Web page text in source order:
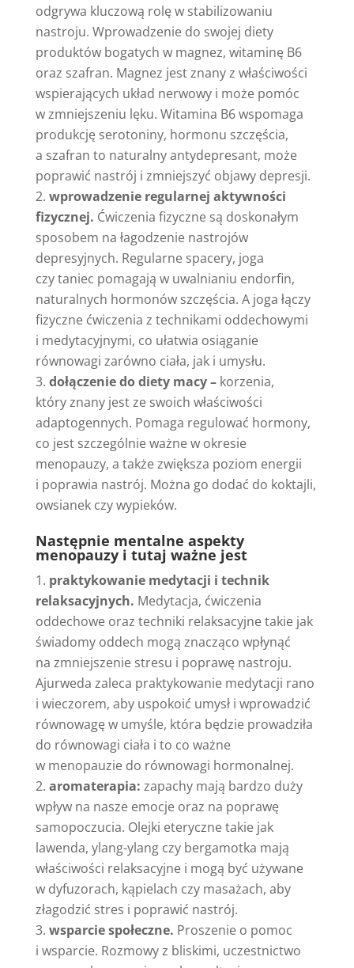
odgrywa kluczową rolę w stabilizowaniu
nastroju. Wprowadzenie do swojej diety
produktów bogatych w magnez, witaminę B6
oraz szafran. Magnez jest znany z właściwości
wspierających układ nerwowy i może pomóc
w zmniejszeniu lęku. Witamina B6 wspomaga
produkcję serotoniny, hormonu szczęścia,
a szafran to naturalny antydepresant, może
poprawić nastrój i zmniejszyć objawy depresji.
wprowadzenie regularnej aktywności
fizycznej. Ćwiczenia fizyczne są doskonałym
sposobem na łagodzenie nastrojów
depresyjnych. Regularne spacery, joga
czy taniec pomagają w uwalnianiu endorfin,
naturalnych hormonów szczęścia. A joga łączy
fizyczne ćwiczenia z technikami oddechowymi
i medytacyjnymi, co ułatwia osiąganie
równowagi zarówno ciała, jak i umysłu.
dołączenie do diety macy – korzenia,
który znany jest ze swoich właściwości
adaptogennych. Pomaga regulować hormony,
co jest szczególnie ważne w okresie
menopauzy, a także zwiększa poziom energii
i poprawia nastrój. Można go dodać do koktajli,
owsianek czy wypieków.
Następnie mentalne aspekty
menopauzy i tutaj ważne jest
praktykowanie medytacji i technik
relaksacyjnych. Medytacja, ćwiczenia
oddechowe oraz techniki relaksacyjne takie jak
świadomy oddech mogą znacząco wpłynąć
na zmniejszenie stresu i poprawę nastroju.
Ajurweda zaleca praktykowanie medytacji rano
i wieczorem, aby uspokoić umysł i wprowadzić
równowagę w umyśle, która będzie prowadziła
do równowagi ciała i to co ważne
w menopauzie do równowagi hormonalnej.
aromaterapia: zapachy mają bardzo duży
wpływ na nasze emocje oraz na poprawę
samopoczucia. Olejki eteryczne takie jak
lawenda, ylang-ylang czy bergamotka mają
właściwości relaksacyjne i mogą być używane
w dyfuzorach, kąpielach czy masażach, aby
złagodzić stres i poprawić nastrój.
wsparcie społeczne. Proszenie o pomoc
i wsparcie. Rozmowy z bliskimi, uczestnictwo